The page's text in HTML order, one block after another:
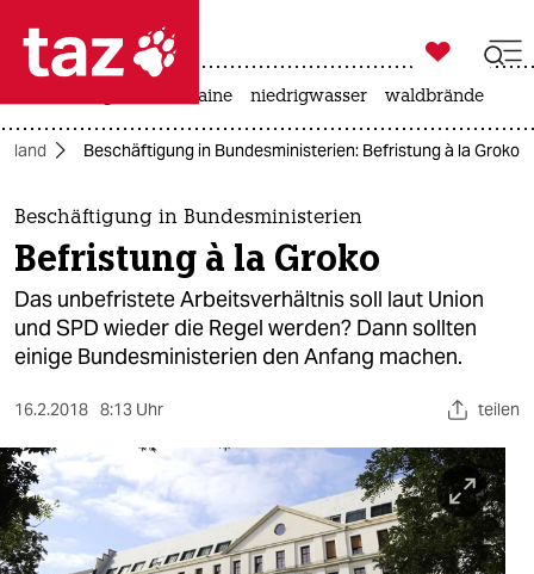
 taz zahl ich
taz zahl ich
themen
politik
öko
gesellschaft
sport
berlin

taz zahl ich
krieg in der ukraine niedrigwasser waldbrände
Beschäftigung in Bundesministerien: Befristung à la Groko
Beschäftigung in Bundesministerien
Befristung à la Groko
Das unbefristete Arbeitsverhältnis soll laut Union
und SPD wieder die Regel werden? Dann sollten
einige Bundesministerien den Anfang machen.
16.2.2018 8:13 Uhr teilen